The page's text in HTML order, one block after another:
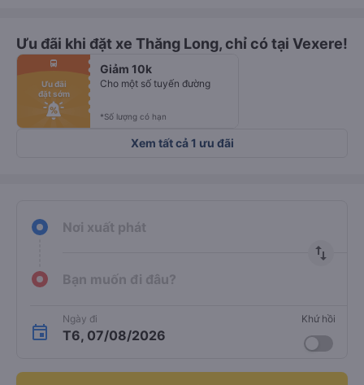
Ưu đãi khi đặt xe Thăng Long, chỉ có tại Vexere!
fiber_manual_record
fiber_manual_record
fiber_manual_record
fiber_manual_record
fiber_manual_record
fiber_manual_record
fiber_manual_record
directions_bus
Ưu đãi
đặt sớm
Giảm 10k
Cho một số tuyến đường
*Số lượng có hạn
Xem tất cả 1 ưu đãi
Nơi xuất phát
import_export
Bạn muốn đi đâu?
Ngày đi
T6, 07/08/2026
Khứ hồi